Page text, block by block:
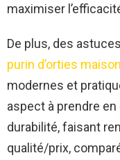
maximiser
De plus, des
purin d’orties maison
modernes et
aspect à prendre
durabilité, faisant
qualité/prix,